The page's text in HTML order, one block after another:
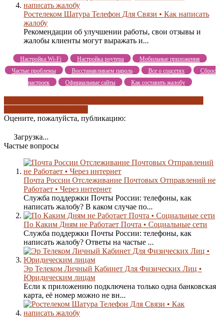
Ростелеком Шатура Телефон Для Связи • Как написать
жалобу
Рекомендации об улучшении работы, свои отзывы и
жалобы клиенты могут выражать и...
Настройка Wi-Fi Настройка роутера
Мобильные приложения
Частые проблемы
Восстанавливаем пароль Все о соцсетях
Сброс
настроек
Официальные сайты Как составить жалобу
Оцените, пожалуйста, публикацию:
Загрузка...
Частые вопросы
Почта России Отслеживание Почтовых Отправлений не
Работает • Через интернет
Служба поддержки Почты России: телефоны, как
написать жалобу? В каком случае по...
По Каким Дням не Работает Почта • Социальные сети
Служба поддержки Почты России: телефоны, как
написать жалобу? Ответы на частые ...
Эр Телеком Личный Кабинет Для Физических Лиц •
Юридическим лицам
Если к приложению подключена только одна банковская
карта, её номер можно не вн...